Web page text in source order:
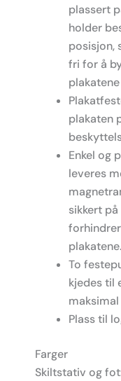
plassert
holder
posisjon,
fri for å
plakaten
Enkel og
leveres
sikkert
plakatene.
To
kjedes til
Plass til
Farger
Skiltstativ og